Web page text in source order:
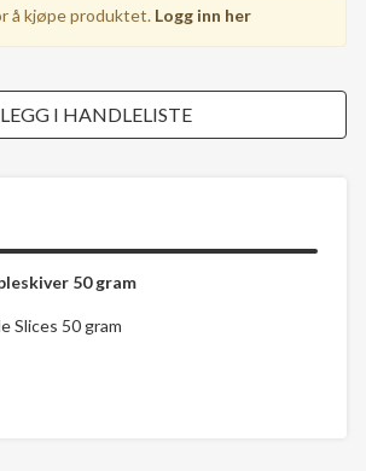
å kjøpe produktet. Logg inn her
LEGG I HANDLELISTE
50 gram
Slices 50 gram